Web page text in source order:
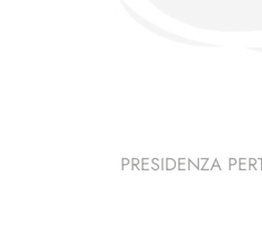
PRESIDENZA